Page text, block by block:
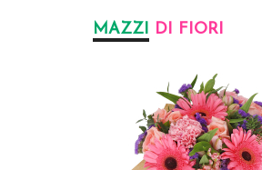
MAZZI DI FIORI